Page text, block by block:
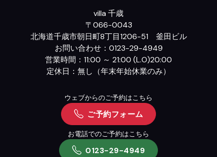
villa 千歳
〒066-0043
北海道千歳市朝日町8丁目1206-51 釜田ビル
お問い合わせ：0123-29-4949
営業時間：11:00 ～ 21:00 (L.O)20:00
定休日：無し（年末年始休業のみ）
ウェブからのご予約はこちら
ご予約フォーム
お電話でのご予約はこちら
0123-29-4949